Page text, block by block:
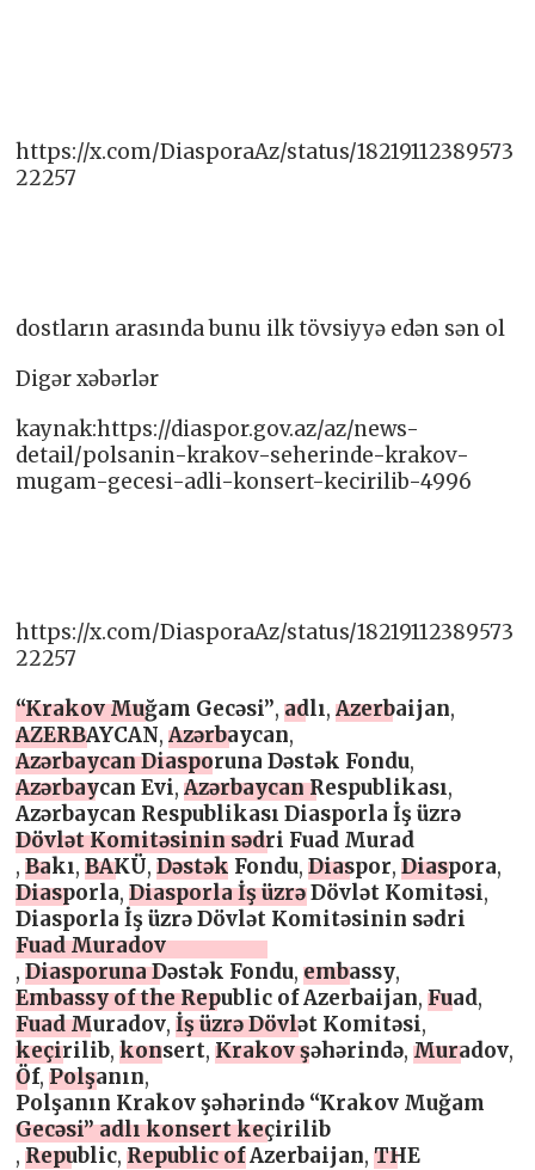
https://x.com/DiasporaAz/status/18219112389573
22257
dostların arasında bunu ilk tövsiyyə edən sən ol
Digər xəbərlər
kaynak:https://diaspor.gov.az/az/news-
detail/polsanin-krakov-seherinde-krakov-
mugam-gecesi-adli-konsert-kecirilib-4996
https://x.com/DiasporaAz/status/18219112389573
22257
“Krakov Muğam Gecəsi”,adlı,Azerbaijan,
AZERBAYCAN,Azərbaycan,
Azərbaycan Diasporuna Dəstək Fondu,
Azərbaycan Evi,Azərbaycan Respublikası,
Azərbaycan Respublikası Diasporla İş üzrə
Dövlət Komitəsinin sədri Fuad Murad
,Bakı,BAKÜ,Dəstək Fondu,Diaspor,Diaspora,
Diasporla,Diasporla İş üzrə Dövlət Komitəsi,
Diasporla İş üzrə Dövlət Komitəsinin sədri
Fuad Muradov
,Diasporuna Dəstək Fondu,embassy,
Embassy of the Republic of Azerbaijan,Fuad,
Fuad Muradov,İş üzrə Dövlət Komitəsi,
keçirilib,konsert,Krakov şəhərində,Muradov,
Öf,Polşanın,
Polşanın Krakov şəhərində “Krakov Muğam
Gecəsi” adlı konsert keçirilib
,Republic,Republic of Azerbaijan,THE